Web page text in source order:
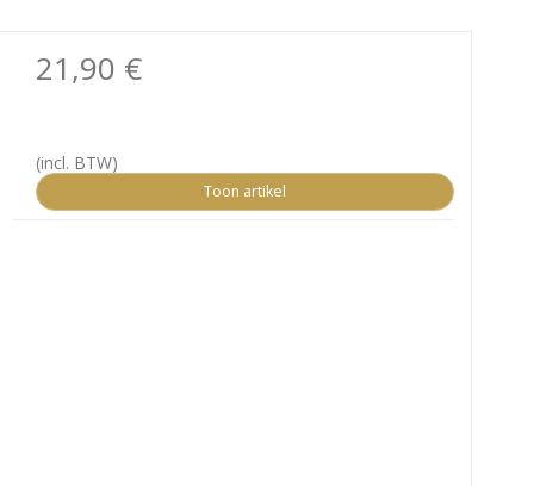
21,90 €
(incl. BTW)
Toon artikel